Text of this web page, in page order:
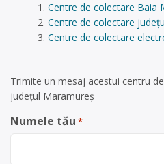
Centre de colectare Baia
Centre de colectare
Centre de colectare
Trimite un mesaj acestui centru
județul Maramureș
Numele tău *